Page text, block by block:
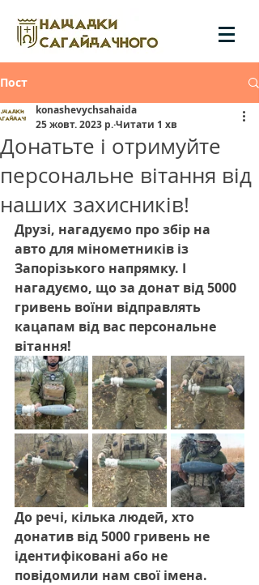
Пост
Донатьте і отримуйте
персональне вітання від
наших захисників!
konashevychsahaida
25 жовт. 2023 р.Читати 1 хв
Друзі, нагадуємо про збір на
авто для мінометників із
Запорізького напрямку. І
нагадуємо, що за донат від 5000
гривень воїни відправлять
кацапам від вас персональне
вітання!
До речі, кілька людей, хто
донатив від 5000 гривень не
ідентифіковані або не
повідомили нам свої імена.